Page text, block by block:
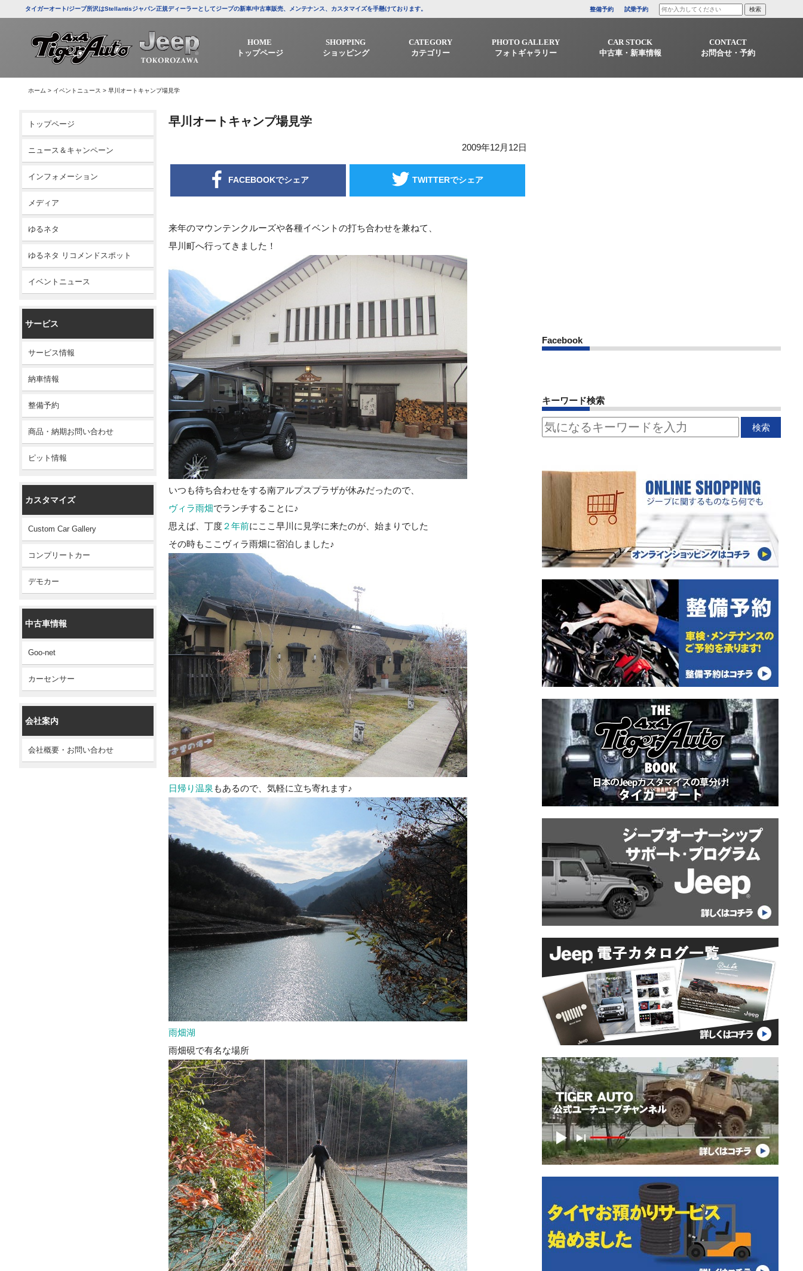
タイガーオート/ジープ所沢はStellantisジャパン正規ディーラーとしてジープの新車/中古車販売、メンテナンス、カスタマイズを手懸けております。 整備予約 試乗予約
HOME
トップページ
SHOPPING
ショッピング
CATEGORY
カテゴリー
PHOTO GALLERY
フォトギャラリー
CAR STOCK
中古車・新車情報
CONTACT
お問合せ・予約
ホーム > イベントニュース > 早川オートキャンプ場見学
トップページ
ニュース＆キャンペーン
インフォメーション
メディア
ゆるネタ
ゆるネタ リコメンドスポット
イベントニュース
サービス
サービス情報
納車情報
整備予約
商品・納期お問い合わせ
ピット情報
カスタマイズ
Custom Car Gallery
コンプリートカー
デモカー
中古車情報
Goo-net
カーセンサー
会社案内
会社概要・お問い合わせ
早川オートキャンプ場見学
2009年12月12日
FACEBOOKでシェア TWITTERでシェア
来年のマウンテンクルーズや各種イベントの打ち合わせを兼ねて、
早川町へ行ってきました！
いつも待ち合わせをする南アルプスプラザが休みだったので、
ヴィラ雨畑でランチすることに♪
思えば、丁度 ２年前にここ早川に見学に来たのが、始まりでした
その時もここヴィラ雨畑に宿泊しました♪
日帰り温泉 もあるので、気軽に立ち寄れます♪
雨畑湖
雨畑硯で有名な場所
Facebook
キーワード検索